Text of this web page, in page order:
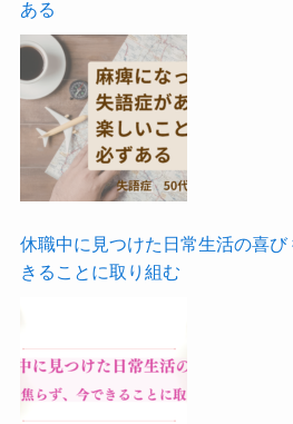
ある
休職中に見つけた日常生活の喜び 復職は焦らず、今、で
きることに取り組む